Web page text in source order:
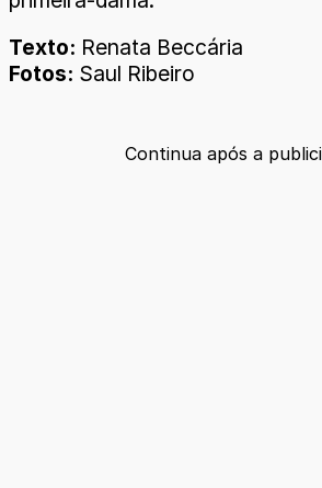
Texto: Renata Beccária
Fotos: Saul Ribeiro
Continua após a